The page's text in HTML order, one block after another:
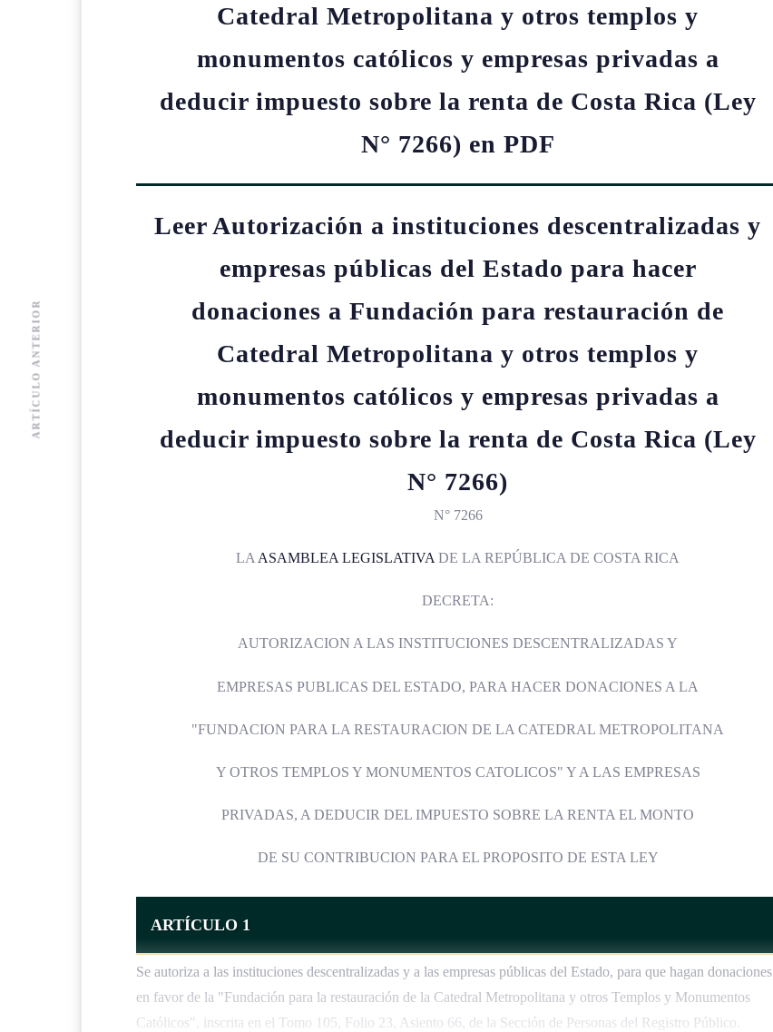
Catedral Metropolitana y otros templos y
monumentos católicos y empresas privadas a
deducir impuesto sobre la renta de Costa Rica (Ley
N° 7266) en PDF
Leer Autorización a instituciones descentralizadas y
empresas públicas del Estado para hacer
donaciones a Fundación para restauración de
Catedral Metropolitana y otros templos y
monumentos católicos y empresas privadas a
deducir impuesto sobre la renta de Costa Rica (Ley
N° 7266)
N° 7266
LA ASAMBLEA LEGISLATIVA DE LA REPÚBLICA DE COSTA RICA
DECRETA:
AUTORIZACION A LAS INSTITUCIONES DESCENTRALIZADAS Y
EMPRESAS PUBLICAS DEL ESTADO, PARA HACER DONACIONES A LA
"FUNDACION PARA LA RESTAURACION DE LA CATEDRAL METROPOLITANA
Y OTROS TEMPLOS Y MONUMENTOS CATOLICOS" Y A LAS EMPRESAS
PRIVADAS, A DEDUCIR DEL IMPUESTO SOBRE LA RENTA EL MONTO
DE SU CONTRIBUCION PARA EL PROPOSITO DE ESTA LEY
ARTÍCULO 1
Se autoriza a las instituciones descentralizadas y a las empresas públicas del Estado, para que hagan donaciones
en favor de la "Fundación para la restauración de la Catedral Metropolitana y otros Templos y Monumentos
Católicos", inscrita en el Tomo 105, Folio 23, Asiento 66, de la Sección de Personas del Registro Público.
ARTÍCULO ANTERIOR